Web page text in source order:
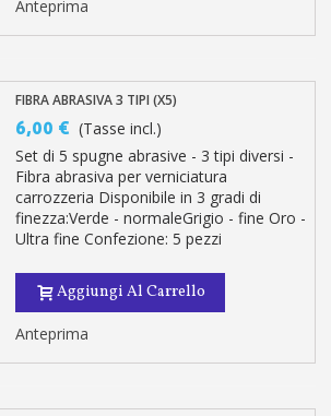
Anteprima
FIBRA ABRASIVA 3 TIPI (X5)
6,00 € (Tasse incl.)
Set di 5 spugne abrasive - 3 tipi diversi -
Fibra abrasiva per verniciatura
carrozzeria Disponibile in 3 gradi di
finezza:Verde - normaleGrigio - fine Oro -
Ultra fine Confezione: 5 pezzi
Aggiungi Al Carrello
Anteprima